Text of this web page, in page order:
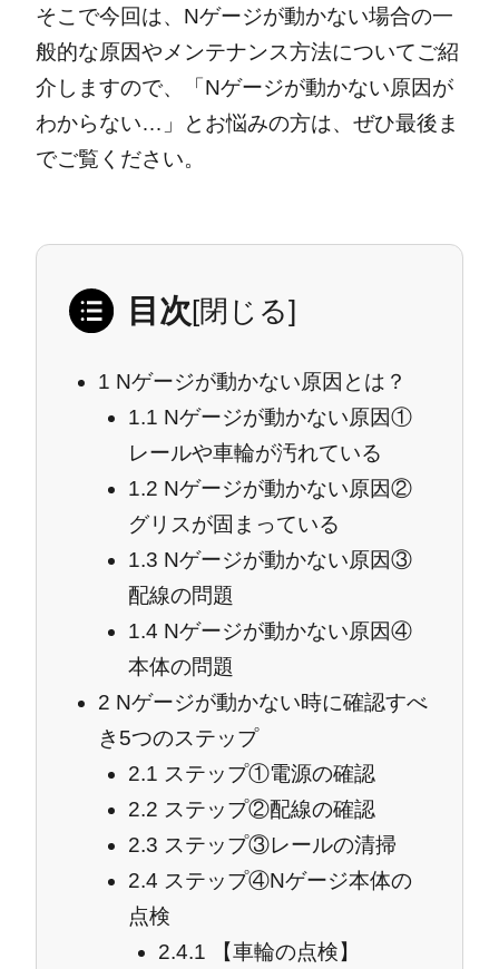
そこで今回は、Nゲージが動かない場合の一
般的な原因やメンテナンス方法についてご紹
介しますので、「Nゲージが動かない原因が
わからない…」とお悩みの方は、ぜひ最後ま
でご覧ください。
目次[閉じる]
1 Nゲージが動かない原因とは？
1.1 Nゲージが動かない原因①
レールや車輪が汚れている
1.2 Nゲージが動かない原因②
グリスが固まっている
1.3 Nゲージが動かない原因③
配線の問題
1.4 Nゲージが動かない原因④
本体の問題
2 Nゲージが動かない時に確認すべ
き5つのステップ
2.1 ステップ①電源の確認
2.2 ステップ②配線の確認
2.3 ステップ③レールの清掃
2.4 ステップ④Nゲージ本体の
点検
2.4.1 【車輪の点検】